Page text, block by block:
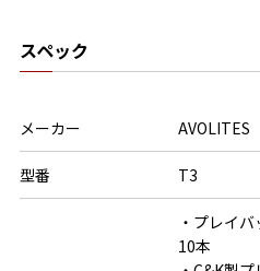
スペック
メーカー AVOLITES
型番 T3
・プレイ
10本